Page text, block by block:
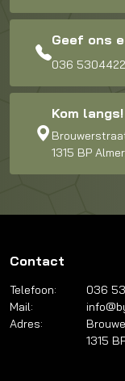
Geef ons
036 5304422
Kom langs!
1315 BP
Contact
Telefoon:
036
Mail:
Adres:
1315